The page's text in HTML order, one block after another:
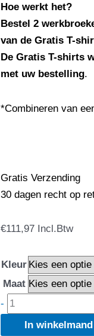
Hoe werkt het?
Bestel 2
van de Gratis T-
De Gratis T-shirts
met uw bestelling.
*Combineren van
Gratis Verzending
30 dagen recht op
€111,97 Incl.Btw
Kleur
Maat
-
Snickers
FlexiWork
Full-
Stretch
Werkbroek
In winkelmand